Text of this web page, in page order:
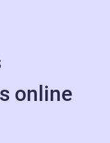
online